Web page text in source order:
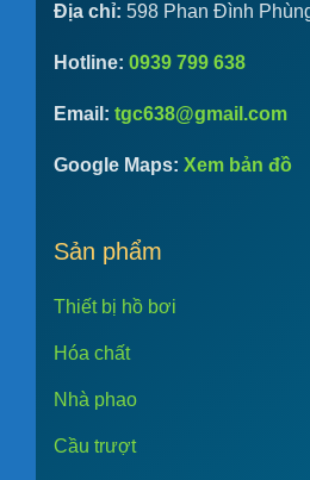
Địa chỉ: 598 Phan Đình
Hotline: 0939 799 638
Email: tgc638@gmail.com
Google Maps: Xem bản đồ
Sản phẩm
Thiết bị hồ bơi
Hóa chất
Nhà phao
Cầu trượt